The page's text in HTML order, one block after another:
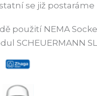
se již postaráme
použití NEMA
SCHEUERMANN